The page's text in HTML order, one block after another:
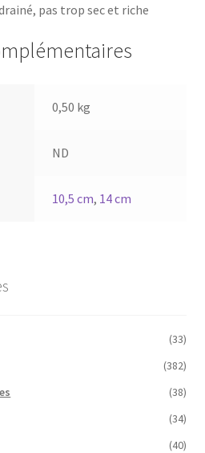
pas trop sec et riche
0,50 kg
ND
10,5 cm, 14 cm
(33)
(382)
(38)
(34)
(40)